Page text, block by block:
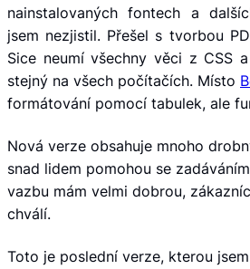
nainstalovaných fontech a
jsem nezjistil. Přešel s tvorbou
Sice neumí všechny věci z CSS
stejný na všech počítačích. Místo
formátování pomocí tabulek, ale
Nová verze obsahuje mnoho
snad lidem pomohou se
vazbu mám velmi dobrou,
chválí.
Toto je poslední verze, kterou